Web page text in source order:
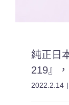
純正日
219』
2022.2.14 |